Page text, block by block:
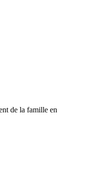
de la famille en